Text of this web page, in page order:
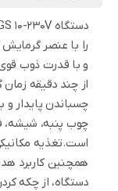
را با عنصر گرمایش
از چند دقیقه
چسباندن پایدار و
است.تغذیه
همچنین کاربرد
دستگاه، از چکه